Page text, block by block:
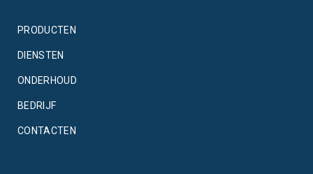
PRODUCTEN
DIENSTEN
ONDERHOUD
BEDRIJF
CONTACTEN